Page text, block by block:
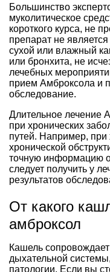
Большинство
муколитическое
короткого курса, не
препарат не
сухой или влажный
или бронхита, не
лечебных
прием Амброксола и
обследование.
Длительное лечение
при хронических
путей. Например, при
хронической
точную информацию о
следует получить у
результатов
От какого
амброксол
Кашель
дыхательной
патологии. Если вы